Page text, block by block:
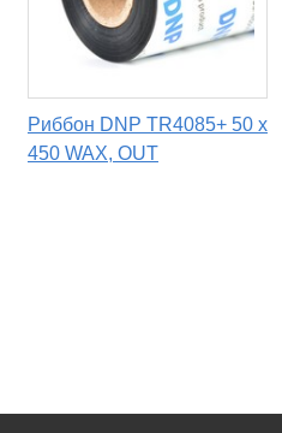
Риббон DNP TR4085+ 50 x
450 WAX, OUT